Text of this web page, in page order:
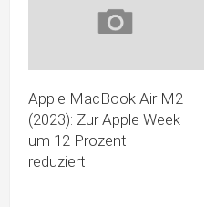
Apple MacBook Air M2
(2023): Zur Apple Week
um 12 Prozent
reduziert